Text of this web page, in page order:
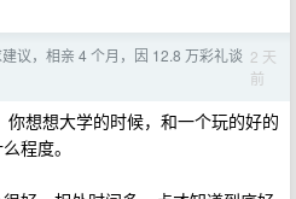
议，相亲 4 个月，因 12.8 万彩礼谈 2 天
前
想想大学的时候，和一个玩的好的
程度。